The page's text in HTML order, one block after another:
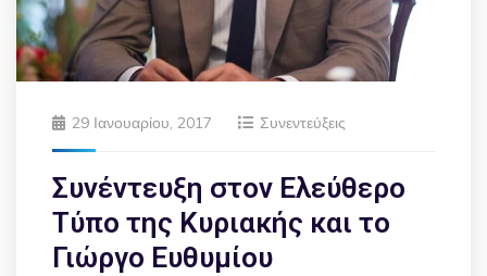
29 Ιανουαρίου, 2017 Συνεντεύξεις
Συνέντευξη στον Ελεύθερο
Τύπο της Κυριακής και το
Γιώργο Ευθυμίου